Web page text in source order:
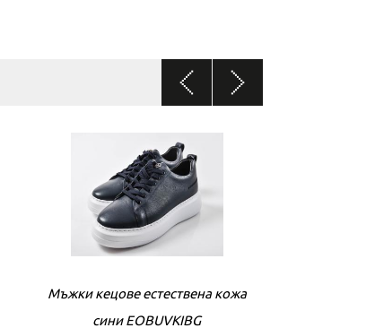
Мъжки кецове естествена кожа
сини EOBUVKIBG